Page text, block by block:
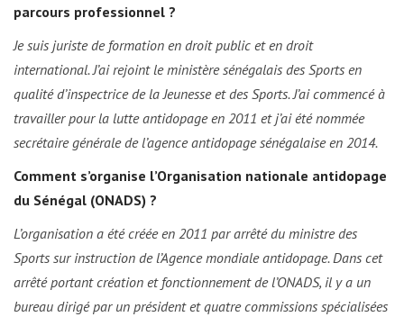
parcours professionnel ?
Je suis juriste de formation en droit public et en droit
international. J’ai rejoint le ministère sénégalais des Sports en
qualité d’inspectrice de la Jeunesse et des Sports. J’ai commencé à
travailler pour la lutte antidopage en 2011 et j’ai été nommée
secrétaire générale de l’agence antidopage sénégalaise en 2014.
Comment s’organise l’Organisation nationale antidopage
du Sénégal (ONADS) ?
L’organisation a été créée en 2011 par arrêté du ministre des
Sports sur instruction de l’Agence mondiale antidopage. Dans cet
arrêté portant création et fonctionnement de l’ONADS, il y a un
bureau dirigé par un président et quatre commissions spécialisées